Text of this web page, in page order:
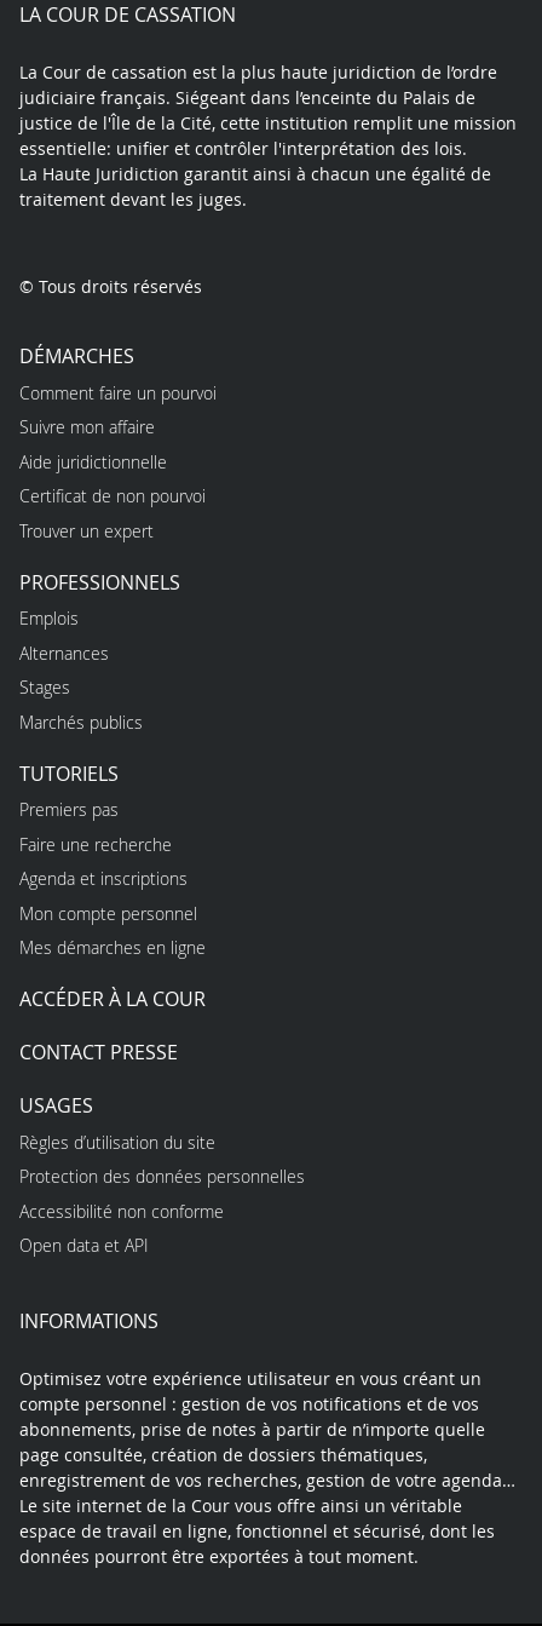
LA COUR DE CASSATION
La Cour de cassation est la plus haute juridiction de l’ordre
judiciaire français. Siégeant dans l’enceinte du Palais de
justice de l'Île de la Cité, cette institution remplit une mission
essentielle: unifier et contrôler l'interprétation des lois.
La Haute Juridiction garantit ainsi à chacun une égalité de
traitement devant les juges.
© Tous droits réservés
DÉMARCHES
Comment faire un pourvoi
Suivre mon affaire
Aide juridictionnelle
Certificat de non pourvoi
Trouver un expert
PROFESSIONNELS
Emplois
Alternances
Stages
Marchés publics
TUTORIELS
Premiers pas
Faire une recherche
Agenda et inscriptions
Mon compte personnel
Mes démarches en ligne
ACCÉDER À LA COUR
CONTACT PRESSE
USAGES
Règles d’utilisation du site
Protection des données personnelles
Accessibilité non conforme
Open data et API
INFORMATIONS
Optimisez votre expérience utilisateur en vous créant un
compte personnel : gestion de vos notifications et de vos
abonnements, prise de notes à partir de n’importe quelle
page consultée, création de dossiers thématiques,
enregistrement de vos recherches, gestion de votre agenda…
Le site internet de la Cour vous offre ainsi un véritable
espace de travail en ligne, fonctionnel et sécurisé, dont les
données pourront être exportées à tout moment.